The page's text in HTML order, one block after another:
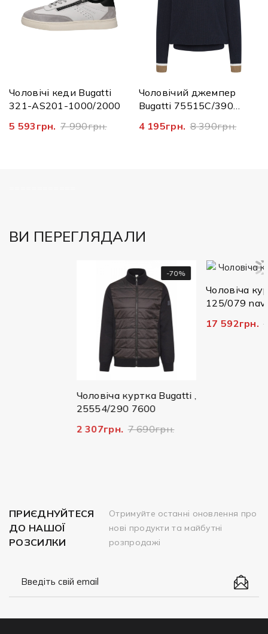
Чоловічі кеди Bugatti
321-AS201-1000/2000
5 593грн. 7 990грн.
Чоловічий джемпер
Bugatti 75515C/390
4 195грн. 8 390грн.
ВИ ПЕРЕГЛЯДАЛИ
-70%
Чоловіча куртка Bugatti ,
25554/290 7600
2 307грн. 7 690грн.
-
Чоловіча куртка
125/079 navy
17 592грн. 21
ПРИЄДНУЙТЕСЯ
ДО НАШОЇ
РОЗСИЛКИ
Отримуйте останні оновлення про
нові продукти та майбутні
розпродажі